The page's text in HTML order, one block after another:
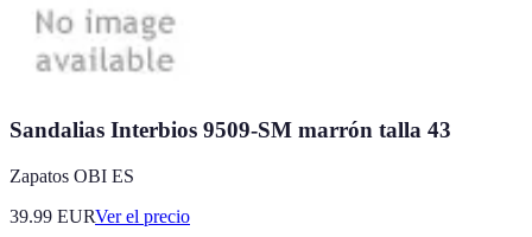
Sandalias Interbios 9509-SM marrón talla 43
Zapatos OBI ES
39.99 EURVer el precio